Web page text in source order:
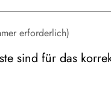
Sie Ihren
erforderlich)
sind für das